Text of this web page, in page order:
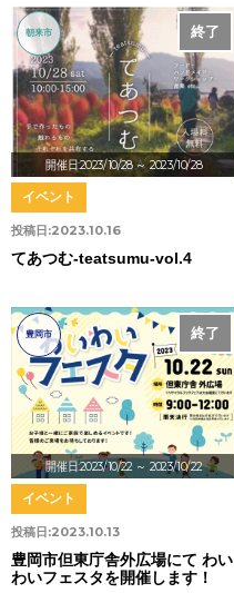
開催日:2023/10/28～ 2023/10/28
終了
朝来市
投稿日:2023.10.16
イベント
てあつむ-teatsumu-vol.4
開催日:2023/10/22 ～ 2023/10/22
終了
豊岡市
投稿日:2023.10.13
イベント
豊岡市但東庁舎外広場にて わい
わいフェスタを開催します！